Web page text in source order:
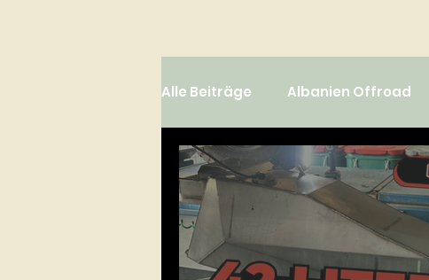
Alle Beiträge Albanien Offroad
Montenegro Camping Tipps